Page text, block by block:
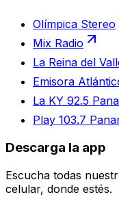
Olímpica Stereo
Mix Radio
La Reina del
Emisora
La KY 92.5
Play 103.7
Descarga la app
Escucha todas
celular, donde estés.